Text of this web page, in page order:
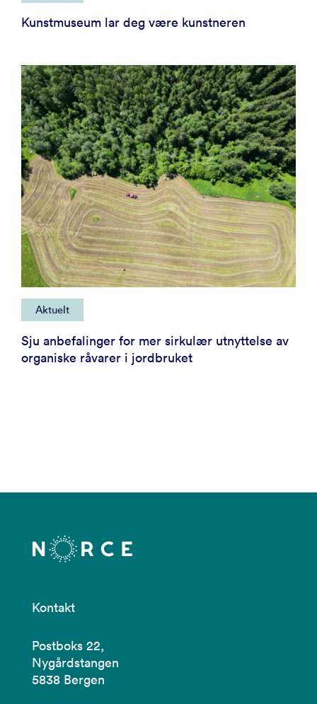
Kunstmuseum lar deg være kunstneren
Aktuelt
Sju anbefalinger for mer sirkulær utnyttelse av
organiske råvarer i jordbruket
Kontakt
Postboks 22,
Nygårdstangen
5838 Bergen